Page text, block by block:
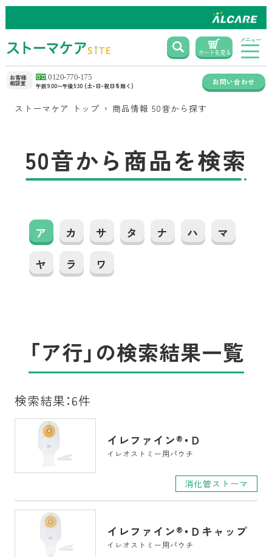
カートを見る
メニュー
お客様
相談室 午前9:00〜午後5:30 (土・日・祝日を除く) お問い合わせ
ストーマケア トップ 商品情報 50音から探す
50音から商品を検索
ア カ サ タ ナ ハ
マ
ヤ
ラ ワ
「ア行」の検索結果一覧
検索結果：6件
イレファイン®・Ｄ
イレオストミー用パウチ
消化管ストーマ
イレファイン®・Ｄキャップ
イレオストミー用パウチ